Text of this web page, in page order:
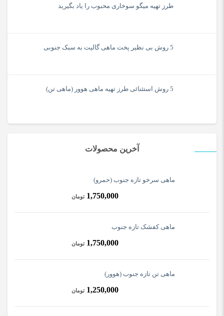
طرز تهیه میگو سوخاری محبوب را یاد بگیرید
5 روش بی نظیر پخت ماهی گالیت به سبک جنوبی
5 روش استثنائی طرز تهیه ماهی هوور (ماهی تن)
آخرین محصولات
ماهی سرخو تازه جنوب (حمرو)
1,750,000 تومان
ماهی کفشک تازه جنوب
1,750,000 تومان
ماهی تن تازه جنوب (هوور)
1,250,000 تومان